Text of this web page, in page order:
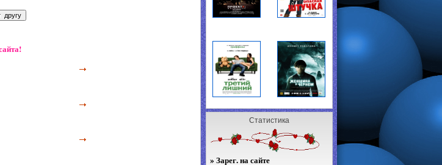
Статистика
» Зарег. на сайте